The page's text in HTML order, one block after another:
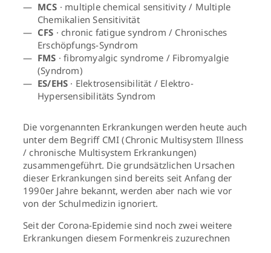
MCS · multiple chemical sensitivity / Multiple
Chemikalien Sensitivität
CFS · chronic fatigue syndrom / Chronisches
Erschöpfungs-Syndrom
FMS · fibromyalgic syndrome / Fibromyalgie
(Syndrom)
ES/EHS · Elektrosensibilität / Elektro-
Hypersensibilitäts Syndrom
Die vorgenannten Erkrankungen werden heute auch
unter dem Begriff CMI (Chronic Multisystem Illness
/ chronische Multisystem Erkrankungen)
zusammengeführt. Die grundsätzlichen Ursachen
dieser Erkrankungen sind bereits seit Anfang der
1990er Jahre bekannt, werden aber nach wie vor
von der Schulmedizin ignoriert.
Seit der Corona-Epidemie sind noch zwei weitere
Erkrankungen diesem Formenkreis zuzurechnen